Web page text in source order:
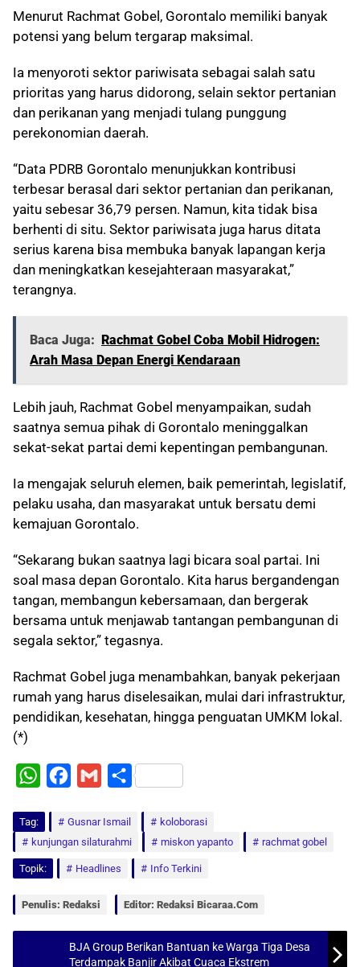
Menurut Rachmat Gobel, Gorontalo memiliki banyak
potensi yang belum tergarap maksimal.
Ia menyoroti sektor pariwisata sebagai salah satu
prioritas yang harus didorong, selain sektor pertanian
dan perikanan yang menjadi tulang punggung
perekonomian daerah.
“Data PDRB Gorontalo menunjukkan kontribusi
terbesar berasal dari sektor pertanian dan perikanan,
yaitu sebesar 36,79 persen. Namun, kita tidak bisa
berhenti di situ. Sektor pariwisata juga harus ditata
serius karena bisa membuka banyak lapangan kerja
dan meningkatkan kesejahteraan masyarakat,”
terangnya.
Baca Juga: Rachmat Gobel Coba Mobil Hidrogen:
Arah Masa Depan Energi Kendaraan
Lebih jauh, Rachmat Gobel menyampaikan, sudah
saatnya semua pihak di Gorontalo meninggalkan
sekat-sekat partai demi kepentingan pembangunan.
Ia mengajak seluruh elemen, baik pemerintah, legislatif,
pelaku usaha, dan masyarakat untuk bersatu demi
kemajuan Gorontalo.
“Sekarang bukan saatnya lagi bicara soal partai. Ini
soal masa depan Gorontalo. Kita harus bergandengan
tangan, membangun kebersamaan, dan bergerak
bersama untuk menjawab tantangan pembangunan di
segala sektor,” tegasnya.
Rachmat Gobel juga menambahkan, banyak pekerjaan
rumah yang harus diselesaikan, mulai dari infrastruktur,
pendidikan, kesehatan, hingga penguatan UMKM lokal.
(*)
W
t
s
c
e
b
k
a
i
l
S
Tag: Gusnar Ismail
koloborasi
kunjungan silaturahmi
miskon yapanto rachmat gobel
Topik: Headlines Info Terkini
Penulis: Redaksi Editor: Redaksi Bicaraa.com
BJA Group Berikan Bantuan ke Warga Tiga Desa
Terdampak Banjir Akibat Cuaca Ekstrem